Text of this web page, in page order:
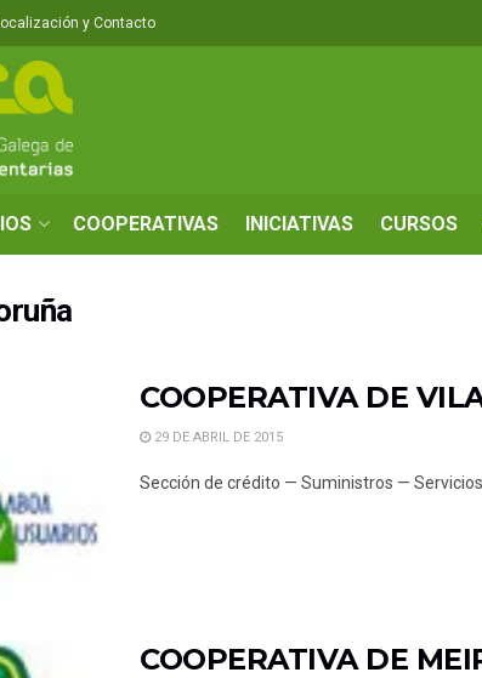
y Contacto
COOPERATIVAS INICIATIVAS CURSOS
COOPERATIVA DE
29 DE ABRIL DE 2015
Sección de crédito — Suministros — Servicios
COOPERATIVA DE